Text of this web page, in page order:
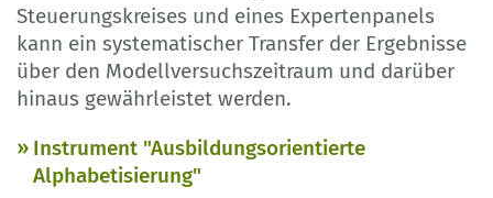
Steuerungskreises und eines Expertenpanels
kann ein systematischer Transfer der Ergebnisse
über den Modellversuchszeitraum und darüber
hinaus gewährleistet werden.
Instrument "Ausbildungsorientierte
Alphabetisierung"